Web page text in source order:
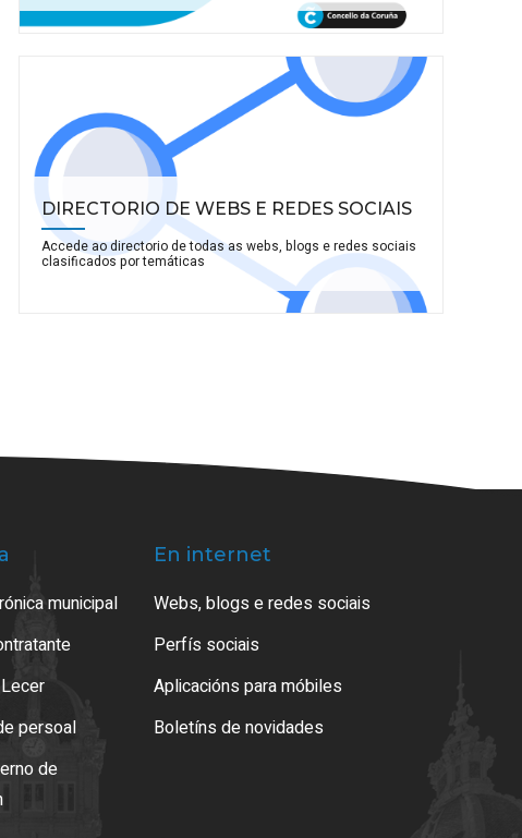
DIRECTORIO DE WEBS E REDES SOCIAIS
Accede ao directorio de todas as webs, blogs e redes sociais
clasificados por temáticas
municipal
persoal
de
En internet
Webs, blogs e redes sociais
Perfís sociais
Aplicacións para móbiles
Boletíns de novidades